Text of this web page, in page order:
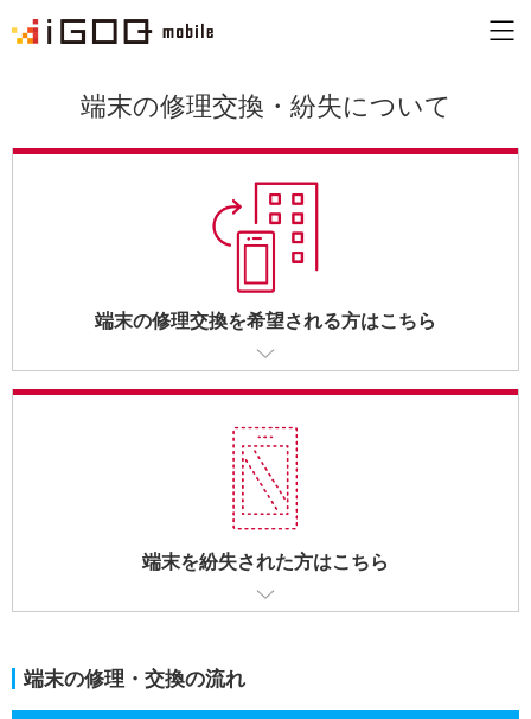
イゴーク・モバイルとは
FAQ
お問い合わせ
iGOQ トップ
端末の修理交換・紛失について
端末の修理交換を希望される方はこちら
端末を紛失された方はこちら
端末の修理・交換の流れ